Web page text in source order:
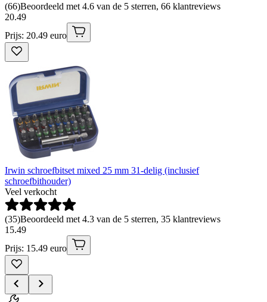
(66)Beoordeeld met 4.6 van de 5 sterren, 66 klantreviews
20.49
Prijs: 20.49 euro
Irwin schroefbitset mixed 25 mm 31-delig (inclusief
schroefbithouder)
Veel verkocht
(35)Beoordeeld met 4.3 van de 5 sterren, 35 klantreviews
15.49
Prijs: 15.49 euro